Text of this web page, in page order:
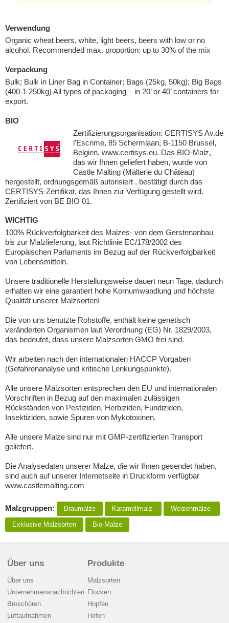
Verwendung
Organic wheat beers, white, light beers, beers with low or no
alcohol. Recommended max. proportion: up to 30% of the mix
Verpackung
Bulk; Bulk in Liner Bag in Container; Bags (25kg, 50kg); Big Bags
(400-1 250kg) All types of packaging – in 20’ or 40’ containers for
export.
BIO
Zertifizierungsorganisation: CERTISYS Av.de
l'Escrime, 85 Schermlaan, B-1150 Brussel,
Belgien, www.certisys.eu. Das BIO-Malz,
das wir Ihnen geliefert haben, wurde von
Castle Malting (Malterie du Château)
hergestellt, ordnungsgemäß autorisiert , bestätigt durch das
CERTISYS-Zertifikat, das Ihnen zur Verfügung gestellt wird.
Zertifiziert von BE BIO 01.
WICHTIG
100% Rückverfolgbarkeit des Malzes- von dem Gerstenanbau
bis zur Malzlieferung, laut Richtlinie EC/178/2002 des
Europäischen Parlaments im Bezug auf der Rückverfolgbarkeit
von Lebensmitteln.
Unsere traditionelle Herstellungsweise dauert neun Tage, dadurch
erhalten wir eine garantiert hohe Kornumwandlung und höchste
Qualität unserer Malzsorten!
Die von uns benutzte Rohstoffe, enthält keine genetisch
veränderten Organismen laut Verordnung (EG) Nr. 1829/2003,
das bedeutet, dass unsere Malzsorten GMO frei sind.
Wir arbeiten nach den internationalen HACCP Vorgaben
(Gefahrenanalyse und kritische Lenkungspunkte).
Alle unsere Malzsorten entsprechen den EU und internationalen
Vorschriften in Bezug auf den maximalen zulässigen
Rückständen von Pestiziden, Herbiziden, Fundiziden,
Insektiziden, sowie Spuren von Mykotoxinen.
Alle unsere Malze sind nur mit GMP-zertifizierten Transport
geliefert.
Die Analysedaten unserer Malze, die wir Ihnen gesendet haben,
sind auch auf unserer Internetseite in Druckform verfügbar
www.castlemalting.com
Malzgruppen: Braumalze Karamellmalz Weizenmalze
Exklusive Malzsorten Bio-Malze
Über uns
Über uns
Unternehmensnachrichten
Broschüren
Luftaufnahmen
Produkte
Malzsorten
Flocken
Hopfen
Hefen